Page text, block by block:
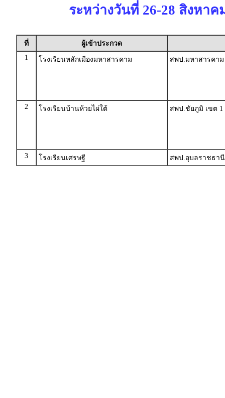
ระหว่างวันที่ 26-28 สิงหาค
ที่
ผู้เข้าประกวด
1
โรงเรียนหลักเมืองมหาสารคาม สพป.มหาสารคาม
2 โรงเรียนบ้านห้วยไผ่ใต้ สพป.ชัยภูมิ เขต 1
3 โรงเรียนเศรษฐี สพป.อุบลราชธานี